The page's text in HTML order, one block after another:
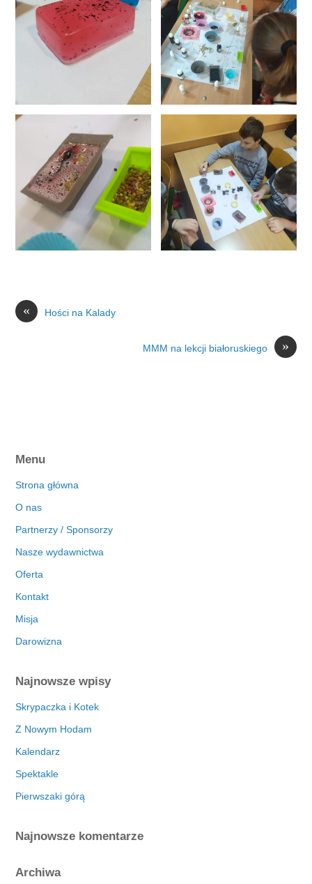
« Hości na Kalady
»
MMM na lekcji białoruskiego
Menu
Strona główna
O nas
Partnerzy / Sponsorzy
Nasze wydawnictwa
Oferta
Kontakt
Misja
Darowizna
Najnowsze wpisy
Skrypaczka i Kotek
Z Nowym Hodam
Kalendarz
Spektakle
Pierwszaki górą
Najnowsze komentarze
Archiwa